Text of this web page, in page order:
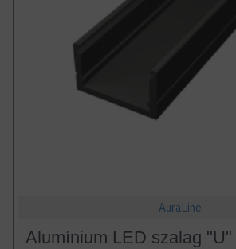
AuraLine
Alumínium LED szalag